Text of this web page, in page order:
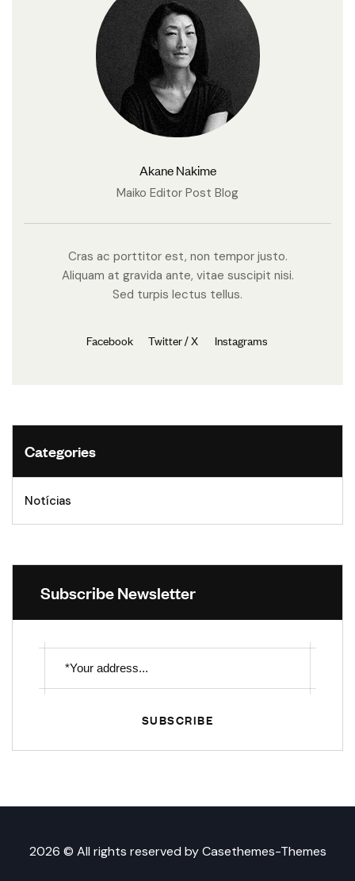
Akane Nakime
Maiko Editor Post Blog
Cras ac porttitor est, non tempor justo.
Aliquam at gravida ante, vitae suscipit nisi.
Sed turpis lectus tellus.
Facebook Twitter / X Instagrams
Categories
Notícias
Subscribe Newsletter
SUBSCRIBE
2026 © All rights reserved byCasethemes-Themes